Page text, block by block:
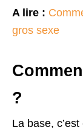
A lire :
gros sexe
?
La base,